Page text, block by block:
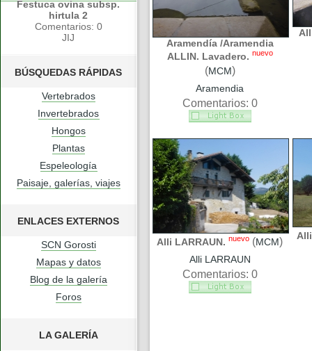
Festuca ovina subsp.
hirtula 2
Comentarios: 0
JIJ
BÚSQUEDAS RÁPIDAS
Vertebrados
Invertebrados
Hongos
Plantas
Espeleología
Paisaje, galerías, viajes
ENLACES EXTERNOS
SCN Gorosti
Mapas y datos
Blog de la galería
Foros
LA GALERÍA
Aramendía /Aramendia
ALLIN. Lavadero. nuevo
(MCM)
Aramendia
Comentarios: 0
Alli LARRAUN. nuevo (MCM)
Alli LARRAUN
Comentarios: 0